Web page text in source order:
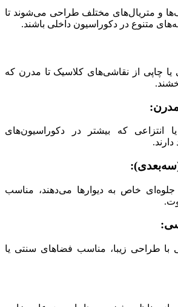
و متریال‌های مختلف طراحی می‌شوند تا
متنوع در دکوراسیون داخلی باشند.
چاپی از نقاشی‌های کلاسیک تا مدرن که
مدرن:
انتزاعی که بیشتر در دکوراسیون‌های
(سه‌بعدی):
خاص به دیوارها می‌دهند، مناسب
با طراحی زیبا، مناسب فضاهای سنتی یا